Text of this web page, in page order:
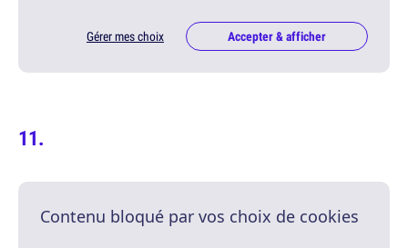
Gérer mes choix Accepter & afficher
Contenu bloqué par vos choix de cookies